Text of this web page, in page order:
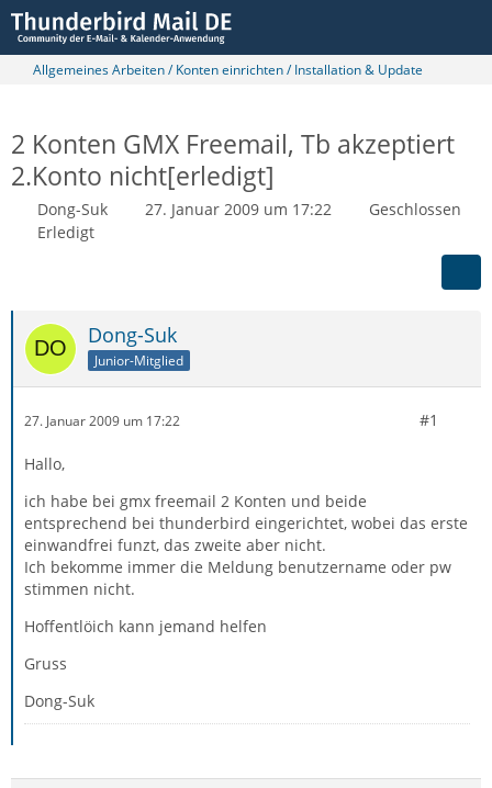
Allgemeines Arbeiten / Konten einrichten / Installation & Update
2 Konten GMX Freemail, Tb akzeptiert
2.Konto nicht[erledigt]
Dong-Suk 27. Januar 2009 um 17:22
Geschlossen
Erledigt
Dong-Suk
Junior-Mitglied
27. Januar 2009 um 17:22 #1
Hallo,
ich habe bei gmx freemail 2 Konten und beide
entsprechend bei thunderbird eingerichtet, wobei das erste
einwandfrei funzt, das zweite aber nicht.
Ich bekomme immer die Meldung benutzername oder pw
stimmen nicht.
Hoffentlöich kann jemand helfen
Gruss
Dong-Suk